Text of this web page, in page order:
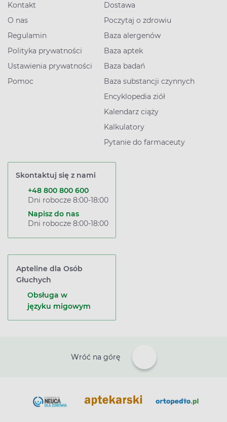
Kontakt
O nas
Regulamin
Polityka prywatności
Ustawienia prywatności
Pomoc
Dostawa
Poczytaj o zdrowiu
Baza alergenów
Baza aptek
Baza badań
Baza substancji czynnych
Encyklopedia ziół
Kalendarz ciąży
Kalkulatory
Pytanie do farmaceuty
Skontaktuj się z nami
+48 800 800 600
Dni robocze 8:00-18:00
Napisz do nas
Dni robocze 8:00-18:00
Apteline dla Osób
Głuchych
Obsługa w
języku migowym
Wróć na górę